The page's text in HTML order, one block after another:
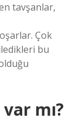
tavşanlar,
Çok
bu
mı?